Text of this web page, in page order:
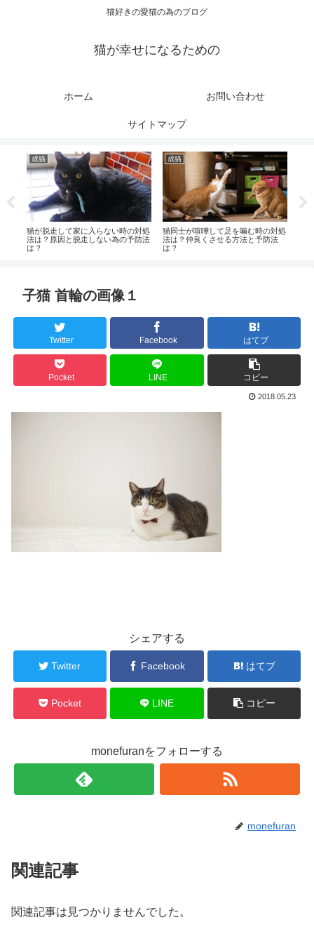
猫好きの愛猫の為のブログ
猫が幸せになるための
ホーム お問い合わせ
サイトマップ
成猫
猫が脱走して家に入らない時の対処
法は？原因と脱走しない為の予防法
は？
成猫
猫同士が喧嘩して足を噛む時の対処
法は？仲良くさせる方法と予防法
は？
子猫 首輪の画像１
Twitter Facebook はてブ
Pocket LINE コピー
2018.05.23
シェアする
Twitter Facebook はてブ
Pocket LINE コピー
monefuranをフォローする
monefuran
関連記事
関連記事は見つかりませんでした。